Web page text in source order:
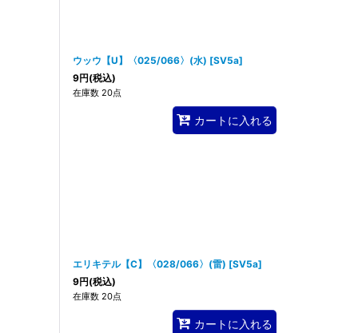
ウッウ【U】〈025/066〉(水) [SV5a]
9円(税込)
在庫数 20点
カートに入れる
エリキテル【C】〈028/066〉(雷) [SV5a]
9円(税込)
在庫数 20点
カートに入れる